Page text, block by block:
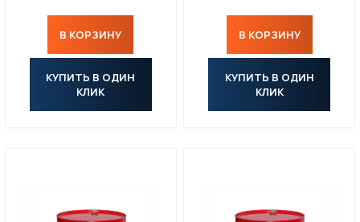
В КОРЗИНУ
КУПИТЬ В ОДИН
КЛИК
В КОРЗИНУ
КУПИТЬ В ОДИН
КЛИК